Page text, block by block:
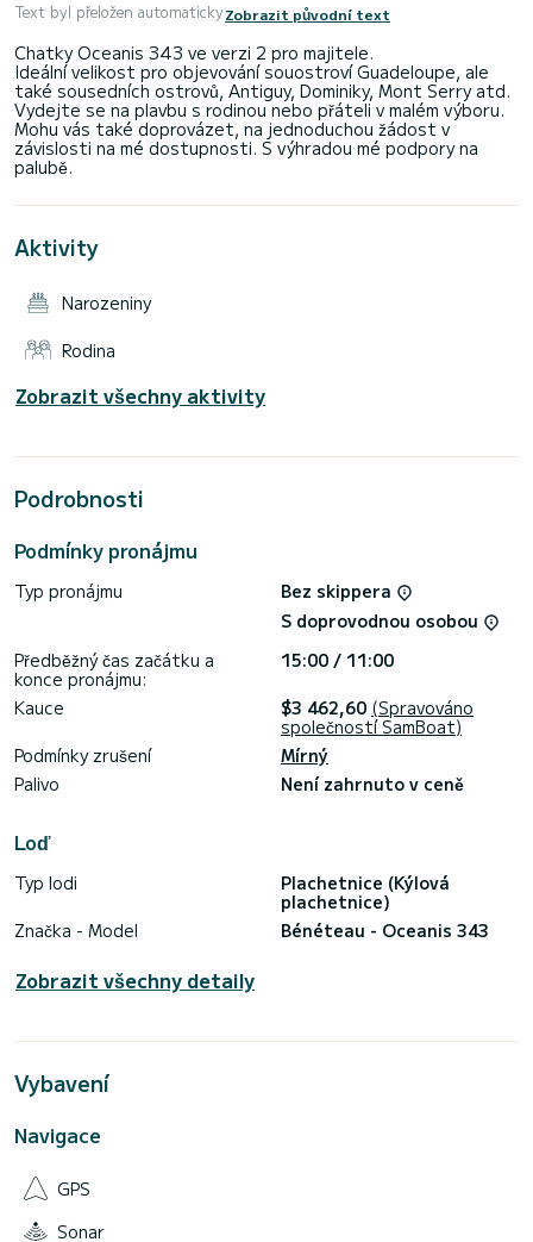
Text byl přeložen automatickyZobrazit původní text
Chatky Oceanis 343 ve verzi 2 pro majitele.
Ideální velikost pro objevování souostroví Guadeloupe, ale
také sousedních ostrovů, Antiguy, Dominiky, Mont Serry atd.
Vydejte se na plavbu s rodinou nebo přáteli v malém výboru.
Mohu vás také doprovázet, na jednoduchou žádost v
závislosti na mé dostupnosti. S výhradou mé podpory na
Aktivity
Narozeniny
Rodina
Zobrazit všechny aktivity
Podrobnosti
Podmínky pronájmu
Typ pronájmu
Bez skippera
S doprovodnou osobou
Předběžný čas začátku a
konce pronájmu:
15:00 / 11:00
Kauce
$3 462,60 (Spravováno
společností SamBoat)
Podmínky zrušení
Mírný
Palivo
Není zahrnuto v ceně
Loď
Typ lodi
Plachetnice (Kýlová
plachetnice)
Značka - Model
Bénéteau - Oceanis 343
Zobrazit všechny detaily
Vybavení
Navigace
GPS
Sonar